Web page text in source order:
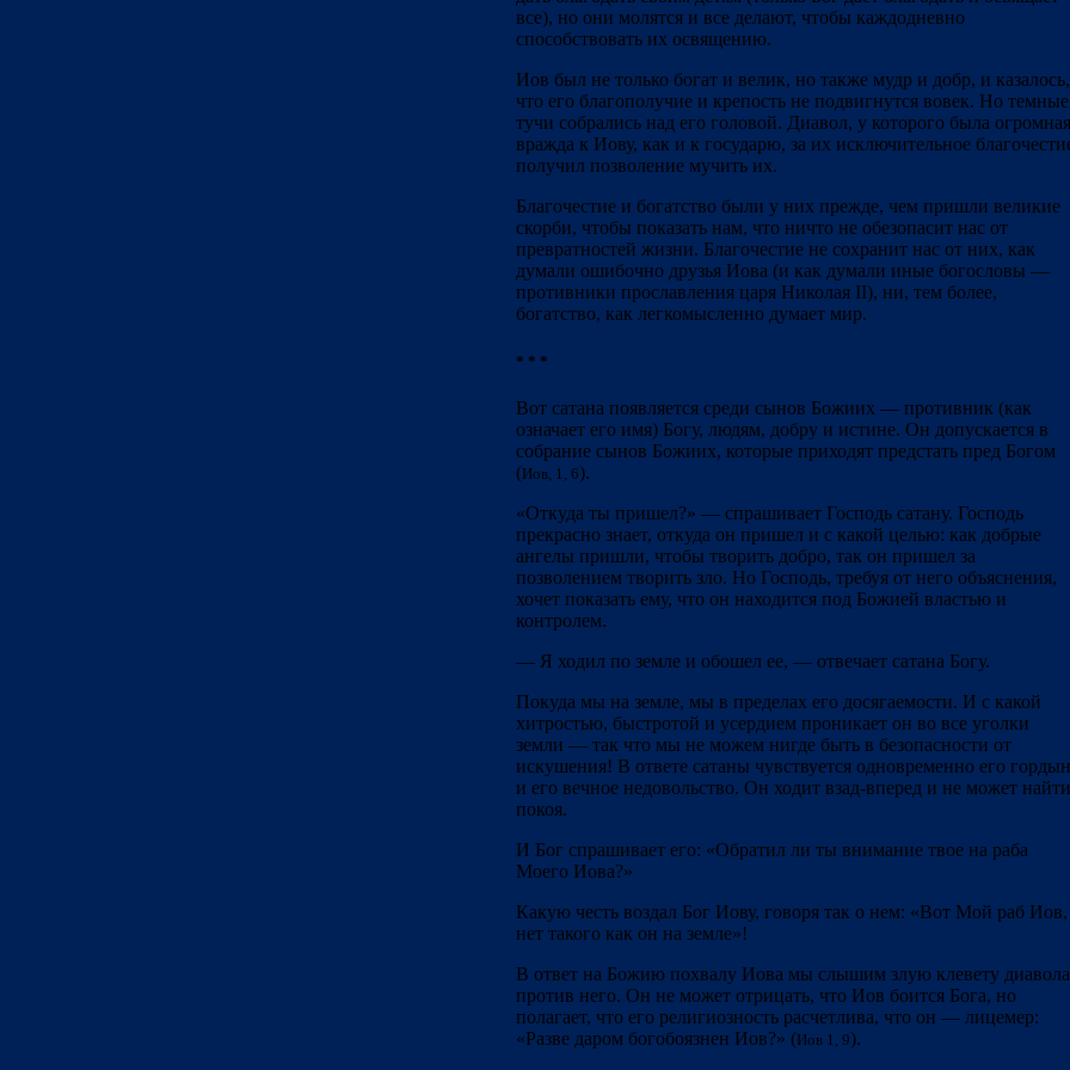
все), но они молятся и все делают, чтобы каждодневно
способствовать их освящению.
Иов был не только богат и велик, но также мудр и добр, и казалось,
что его благополучие и крепость не подвигнутся вовек. Но темные
тучи собрались над его головой. Диавол, у которого была огромная
вражда к Иову, как и к государю, за их исключительное
получил позволение мучить их.
Благочестие и богатство были у них прежде, чем пришли великие
скорби, чтобы показать нам, что ничто не обезопасит нас от
превратностей жизни. Благочестие не сохранит нас от них, как
думали ошибочно друзья Иова (и как думали иные богословы —
противники прославления царя Николая II), ни, тем более,
богатство, как легкомысленно думает мир.
* * *
Вот сатана появляется среди сынов Божиих — противник (как
означает его имя) Богу, людям, добру и истине. Он допускается в
собрание сынов Божиих, которые приходят предстать пред Богом
(Иов, 1, 6).
«Откуда ты пришел?» — спрашивает Господь сатану. Господь
прекрасно знает, откуда он пришел и с какой целью: как добрые
ангелы пришли, чтобы творить добро, так он пришел за
позволением творить зло. Но Господь, требуя от него объяснения,
хочет показать ему, что он находится под Божией властью и
контролем.
— Я ходил по земле и обошел ее, — отвечает сатана Богу.
Покуда мы на земле, мы в пределах его досягаемости. И с какой
хитростью, быстротой и усердием проникает он во все уголки
земли — так что мы не можем нигде быть в безопасности от
искушения! В ответе сатаны чувствуется одновременно его
и его вечное недовольство. Он ходит взад-вперед и не может найти
покоя.
И Бог спрашивает его: «Обратил ли ты внимание твое на раба
Моего Иова?»
Какую честь воздал Бог Иову, говоря так о нем: «Вот Мой раб Иов,
нет такого как он на земле»!
В ответ на Божию похвалу Иова мы слышим злую клевету диавола
против него. Он не может отрицать, что Иов боится Бога, но
полагает, что его религиозность расчетлива, что он — лицемер:
«Разве даром богобоязнен Иов?» (Иов 1, 9).